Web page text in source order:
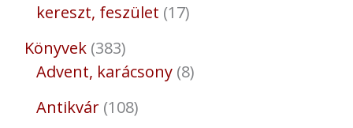
kereszt, feszület 17
Könyvek 383
Advent, karácsony 8
Antikvár 108